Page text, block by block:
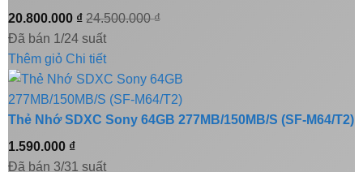
20.800.000 ₫ 24.500.000₫
Đã bán 1/24 suất
Thêm giỏ Chi tiết
Thẻ Nhớ SDXC Sony 64GB 277MB/150MB/S (SF-M64/T2)
1.590.000 ₫
Đã bán 3/31 suất